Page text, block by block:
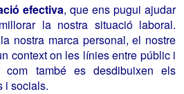
efectiva, que ens pugui ajudar
la nostra situació laboral.
nostra marca personal, el nostre
context on les línies entre públic i
com també es desdibuixen els
i socials.